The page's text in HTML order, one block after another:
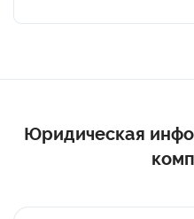
Юридическая